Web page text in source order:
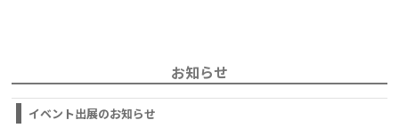
お知らせ
イベント出展のお知らせ